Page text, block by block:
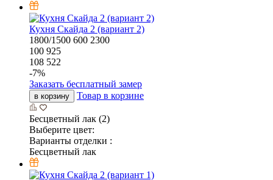
Кухня Скайда 2 (вариант 2)
1800/1500 600 2300
100 925
108 522
-7%
Заказать бесплатный замер
в корзину Товар в корзине
Бесцветный лак (2)
Выберите цвет:
Варианты отделки :
Бесцветный лак